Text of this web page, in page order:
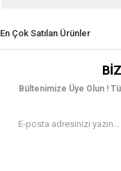
En Çok Satılan Ürünler
Bültenimize Üye Olun !